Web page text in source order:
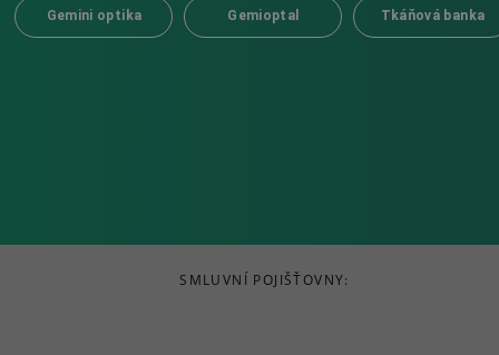
Gemini optika Gemioptal Tkáňová banka
SMLUVNÍ POJIŠŤOVNY: